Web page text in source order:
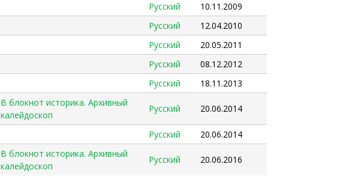
Русский
10.11.2009
Русский
12.04.2010
Русский
20.05.2011
Русский
08.12.2012
Русский 18.11.2013
В блокнот историка. Архивный
калейдоскоп
Русский 20.06.2014
Русский
20.06.2014
В блокнот историка. Архивный
калейдоскоп
Русский 20.06.2016